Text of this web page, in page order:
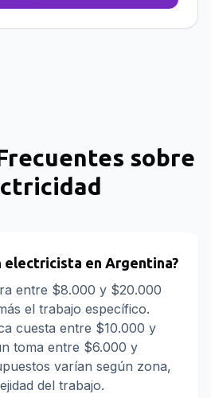
sobre
electricista en Argentina?
entre $8.000 y $20.000
el trabajo específico.
cuesta entre $10.000 y
toma entre $6.000 y
varían según zona,
del trabajo.